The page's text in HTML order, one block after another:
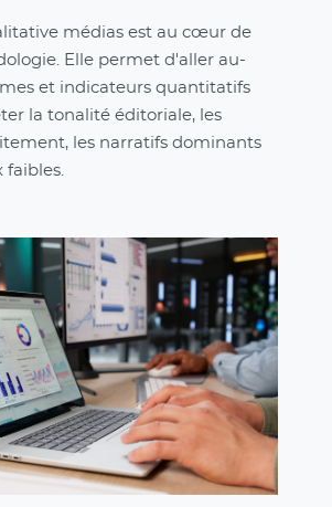
médias est au cœur de
Elle permet d'aller au-
et indicateurs quantitatifs
la tonalité éditoriale, les
les narratifs dominants
faibles.